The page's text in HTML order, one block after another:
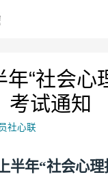
“社会心
考试通知
社心联
半年“社会心理